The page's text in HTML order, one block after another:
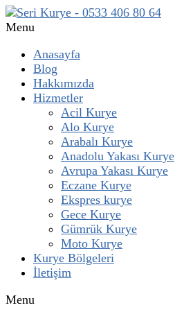
Menu
Anasayfa
Blog
Hakkımızda
Hizmetler
Acil Kurye
Alo Kurye
Arabalı Kurye
Anadolu Yakası Kurye
Avrupa Yakası Kurye
Eczane Kurye
Ekspres kurye
Gece Kurye
Gümrük Kurye
Moto Kurye
Kurye Bölgeleri
İletişim
Menu